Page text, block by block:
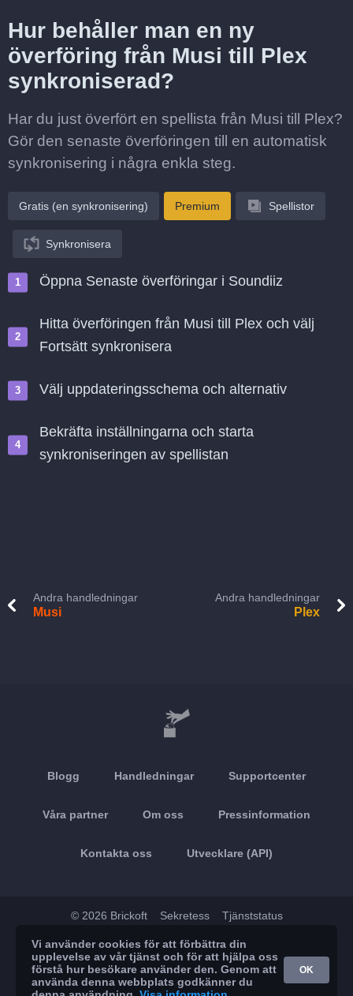
Hur behåller man en ny
överföring från Musi till Plex
synkroniserad?
Har du just överfört en spellista från Musi till Plex?
Gör den senaste överföringen till en automatisk
synkronisering i några enkla steg.
Gratis (en synkronisering) Premium Spellistor
Synkronisera
Öppna Senaste överföringar i Soundiiz
Hitta överföringen från Musi till Plex och välj
Fortsätt synkronisera
Välj uppdateringsschema och alternativ
Bekräfta inställningarna och starta
synkroniseringen av spellistan
Andra handledningar
Musi
Andra handledningar
Plex
Blogg Handledningar Supportcenter
Våra partner Om oss Pressinformation
Kontakta oss Utvecklare (API)
© 2026 Brickoft Sekretess Tjänststatus
App Store Google Play
Vi använder cookies för att förbättra din
upplevelse av vår tjänst och för att hjälpa oss
förstå hur besökare använder den. Genom att
använda denna webbplats godkänner du
OK